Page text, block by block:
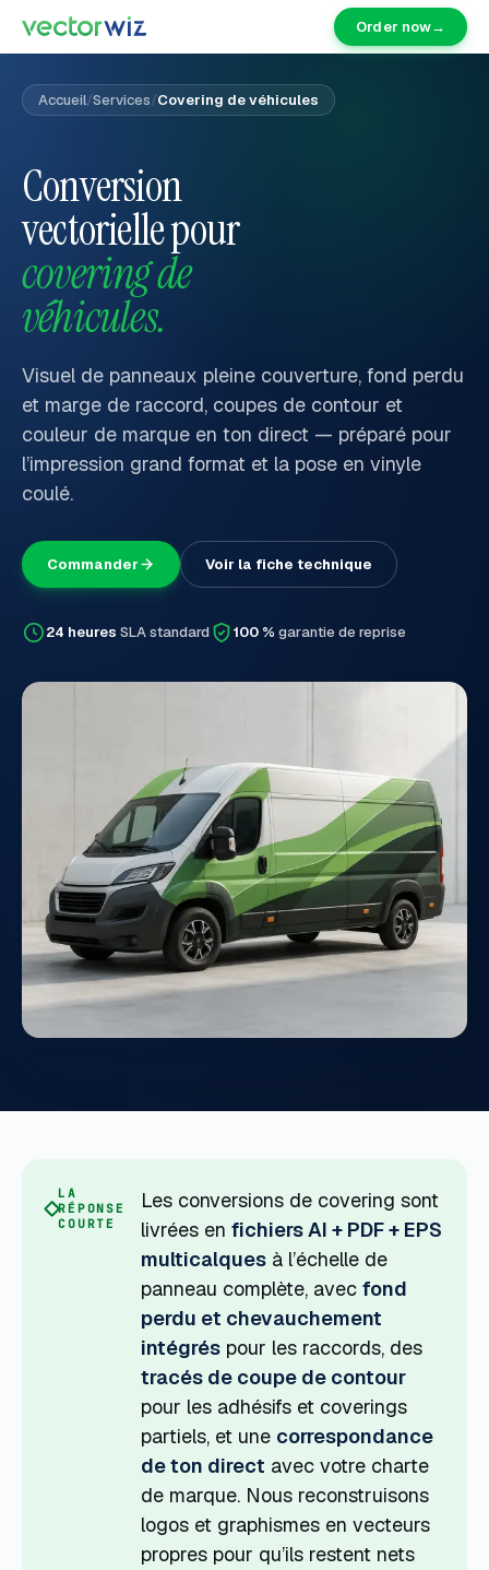
Order now→
Accueil/Services/Covering de véhicules
Conversion
vectorielle pour
covering de
véhicules.
Visuel de panneaux pleine couverture, fond perdu
et marge de raccord, coupes de contour et
couleur de marque en ton direct — préparé pour
l’impression grand format et la pose en vinyle
coulé.
Commander Voir la fiche technique
24 heures SLA standard 100 % garantie de reprise
LA
RÉPONSE
COURTE
Les conversions de covering sont
livrées en fichiers AI + PDF + EPS
multicalquesà l’échelle de
panneau complète, avec fond
perdu et chevauchement
intégréspour les raccords, des
tracés de coupe de contour
pour les adhésifs et coverings
partiels, et une correspondance
de ton direct avec votre charte
de marque. Nous reconstruisons
logos et graphismes en vecteurs
propres pour qu’ils restent nets